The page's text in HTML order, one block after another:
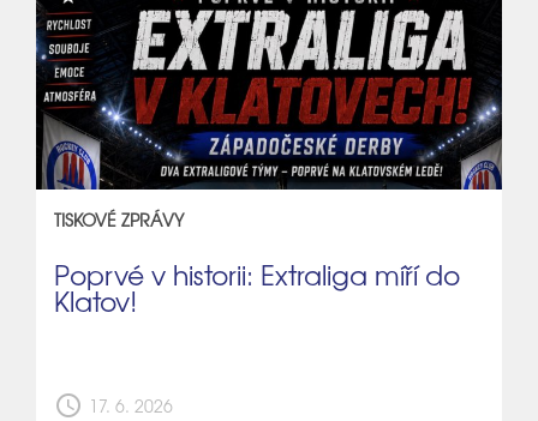
TISKOVÉ ZPRÁVY
Poprvé v historii: Extraliga míří do
Klatov!
schedule 17. 6. 2026